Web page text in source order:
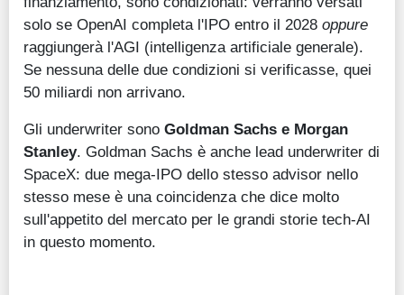
solo se OpenAI completa l'IPO entro il 2028 oppure
raggiungerà l'AGI (intelligenza artificiale generale).
Se nessuna delle due condizioni si verificasse, quei
50 miliardi non arrivano.
Gli underwriter sono Goldman Sachs e Morgan
Stanley. Goldman Sachs è anche lead underwriter di
SpaceX: due mega-IPO dello stesso advisor nello
stesso mese è una coincidenza che dice molto
sull'appetito del mercato per le grandi storie tech-AI
in questo momento.